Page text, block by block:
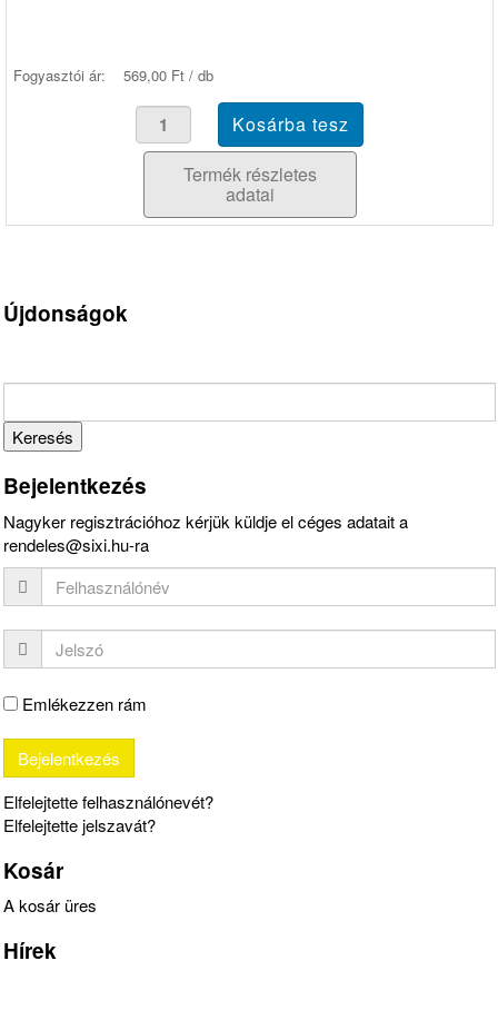
Fogyasztói ár: 569,00 Ft / db
Termék részletes
adatai
Újdonságok
Bejelentkezés
Nagyker regisztrációhoz kérjük küldje el céges adatait a
rendeles@sixi.hu-ra
Emlékezzen rám
Elfelejtette felhasználónevét?
Elfelejtette jelszavát?
Kosár
A kosár üres
Hírek